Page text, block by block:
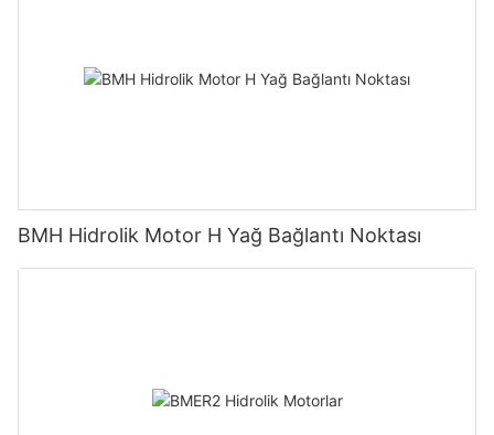
BMH Hidrolik Motor H Yağ Bağlantı Noktası